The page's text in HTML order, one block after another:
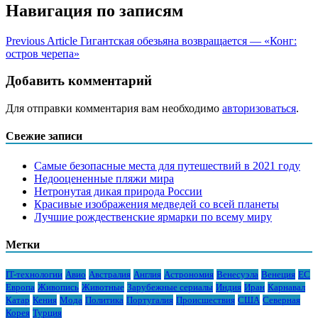
Навигация по записям
Previous Article Гигантская обезьяна возвращается — «Конг:
остров черепа»
Добавить комментарий
Для отправки комментария вам необходимо авторизоваться.
Свежие записи
Самые безопасные места для путешествий в 2021 году
Недооцененные пляжи мира
Нетронутая дикая природа России
Красивые изображения медведей со всей планеты
Лучшие рождественские ярмарки по всему миру
Метки
IT-технологии Авио Австралия Англия Астрономия Венесуэла Венеция ЕС
Европа Живопись Животные Зарубежные сериалы Индия Иран Карнавал
Катар Кения Мода Политика Португалия Происшествия США Северная
Корея Турция